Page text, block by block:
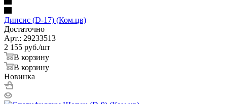
Дипсис (D-17) (Ком.цв)
Достаточно
Арт.: 29233513
2 155 руб./шт
В корзину
В корзину
Новинка